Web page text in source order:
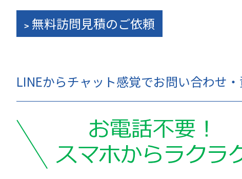
無料訪問見積のご依頼
LINEからチャット感覚でお問い合わせ